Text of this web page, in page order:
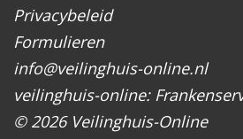
Privacybeleid
Formulieren
info@veilinghuis-online.nl
veilinghuis-online:
© 2026 Veilinghuis-Online